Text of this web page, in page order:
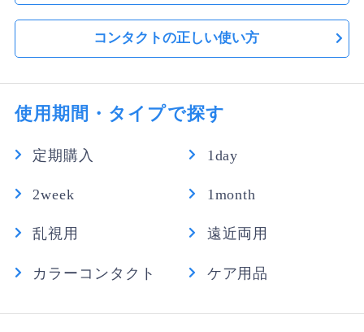
コンタクトの正しい使い方
使用期間・タイプで探す
定期購入 1day
2week 1month
乱視用 遠近両用
カラーコンタクト ケア用品